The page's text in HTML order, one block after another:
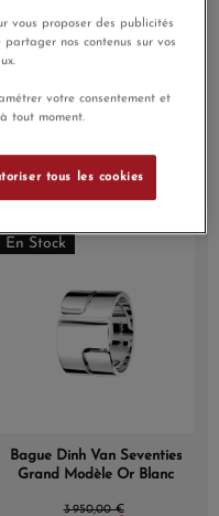
Bague Cesare Pompanon
Poppy Blue Petit Modèle
1 436,50 €
En Stock
Bague Dinh Van Seventies
Grand Modèle Or Blanc
3 950,00 €
vous proposer des publicités
nos contenus sur vos
votre consentement et
tout moment.
tous les cookies